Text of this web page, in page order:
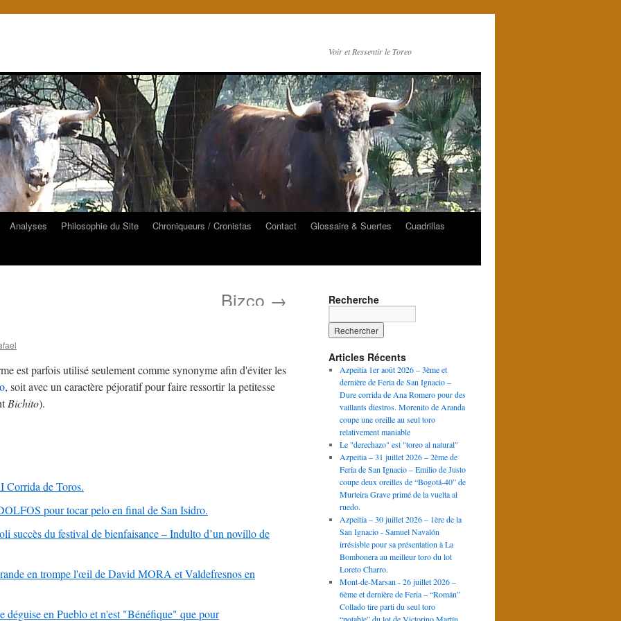
Voir et Ressentir le Toreo
Analyses Philosophie du Site Chroniqueurs / Cronistas Contact Glossaire & Suertes
Cuadrillas
Bizco →
est parfois utilisé seulement comme synonyme afin d'éviter les
, soit avec un caractère péjoratif pour faire ressortir la petitesse
Bichito).
de Toros.
pour tocar pelo en final de San Isidro.
succès du festival de bienfaisance – Indulto d’un novillo de
en trompe l'œil de David MORA et Valdefresnos en
en Pueblo et n'est "Bénéfique" que pour
Recherche
Articles Récents
Azpeitia 1er août 2026 – 3ème et
dernière de Feria de San Ignacio –
Dure corrida de Ana Romero pour des
vaillants diestros. Morenito de Aranda
coupe une oreille au seul toro
relativement maniable
Le "derechazo" est "toreo al natural"
Azpeitia – 31 juillet 2026 – 2ème de
Feria de San Ignacio – Emilio de Justo
coupe deux oreilles de “Bogotá-40” de
Murteira Grave primé de la vuelta al
ruedo.
Azpeitia – 30 juillet 2026 – 1ère de la
San Ignacio - Samuel Navalón
irrésisble pour sa présentation à La
Bombonera au meilleur toro du lot
Loreto Charro.
Mont-de-Marsan - 26 juillet 2026 –
6ème et dernière de Feria – “Román”
Collado tire parti du seul toro